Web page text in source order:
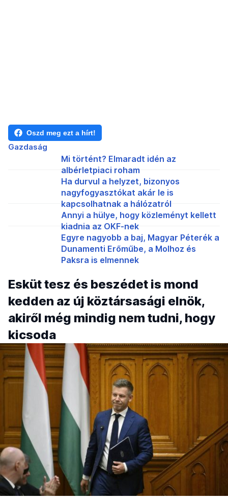
Oszd meg ezt a hírt!
Gazdaság
Mi történt? Elmaradt idén az
albérletpiaci roham
Ha durvul a helyzet, bizonyos
nagyfogyasztókat akár le is
kapcsolhatnak a hálózatról
Annyi a hülye, hogy közleményt kellett
kiadnia az OKF-nek
Egyre nagyobb a baj, Magyar Péterék a
Dunamenti Erőműbe, a Molhoz és
Paksra is elmennek
Esküt tesz és beszédet is mond
kedden az új köztársasági elnök,
akiről még mindig nem tudni, hogy
kicsoda